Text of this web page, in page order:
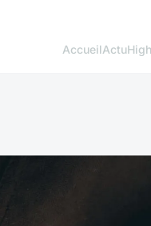
AccueilActu